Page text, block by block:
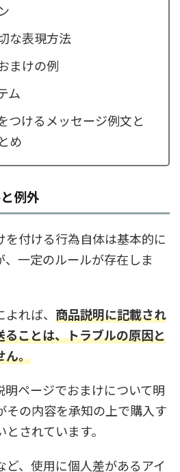
な表現方法
まけの例
ム
つけるメッセージ例文と
め
例外
を付ける行為自体は基本的に
一定のルールが存在しま
れば、 商品説明に記載され
ることは、トラブルの原因と
ん。
ページでおまけについて明
その内容を承知の上で購入す
されています。
ど、使用に個人差があるアイ